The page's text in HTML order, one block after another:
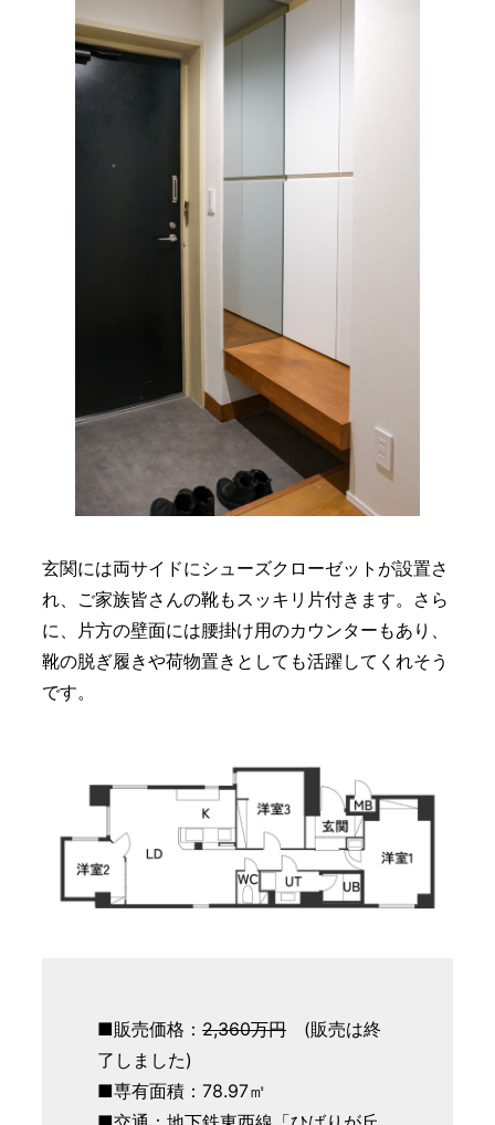
玄関には両サイドにシューズクローゼットが設置さ
れ、ご家族皆さんの靴もスッキリ片付きます。さら
に、片方の壁面には腰掛け用のカウンターもあり、
靴の脱ぎ履きや荷物置きとしても活躍してくれそう
です。
■販売価格： 2,360万円 (販売は終
了しました)
■専有面積：78.97㎡